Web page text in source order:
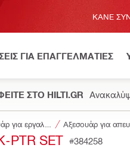
ΚΆΝΕ
ΓΙΑ ΕΠΑΓΓΕΛΜΑΤΙΕΣ
ΣΤΟ HILTI.GR
Αξεσουάρ για
PTR SET #384258